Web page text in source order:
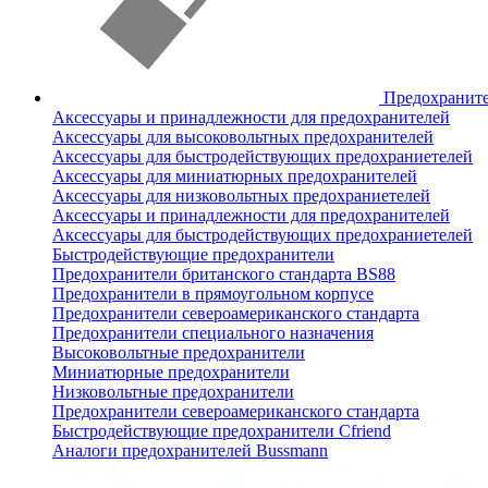
Аксессуары и принадлежности для предохранителей
Аксессуары для высоковольтных предохранителей
Аксессуары для быстродействующих предохраниетелей
Аксессуары для миниатюрных предохранителей
Аксессуары для низковольтных предохраниетелей
Аксессуары и принадлежности для предохранителей
Аксессуары для быстродействующих предохраниетелей
Быстродействующие предохранители
Предохранители британского стандарта BS88
Предохранители в прямоугольном корпусе
Предохранители североамериканского стандарта
Предохранители специального назначения
Высоковольтные предохранители
Миниатюрные предохранители
Низковольтные предохранители
Предохранители североамериканского стандарта
Быстродействующие предохранители Cfriend
Аналоги предохранителей Bussmann